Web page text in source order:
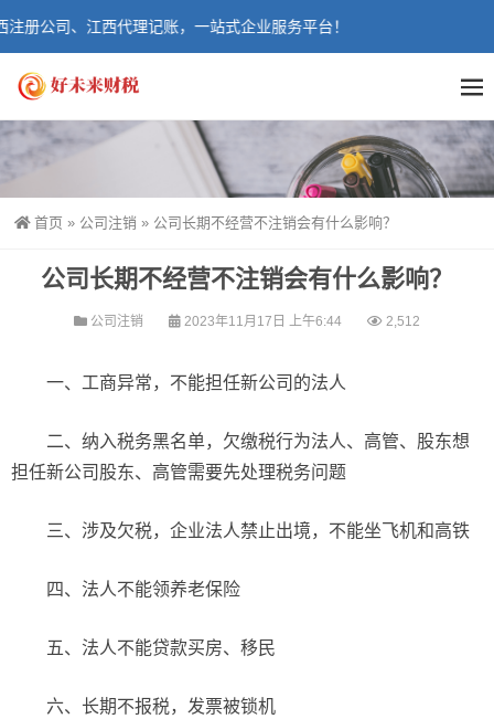
册公司、江西代理记账，一站式企业服务平台！
首页 » 公司注销 » 公司长期不经营不注销会有什么影响？
公司长期不经营不注销会有什么影响？
公司注销 2023年11月17日 上午6:44 2,512
一、工商异常，不能担任新公司的法人
二、纳入税务黑名单，欠缴税行为法人、高管、股东想
担任新公司股东、高管需要先处理税务问题
三、涉及欠税，企业法人禁止出境，不能坐飞机和高铁
四、法人不能领养老保险
五、法人不能贷款买房、移民
六、长期不报税，发票被锁机